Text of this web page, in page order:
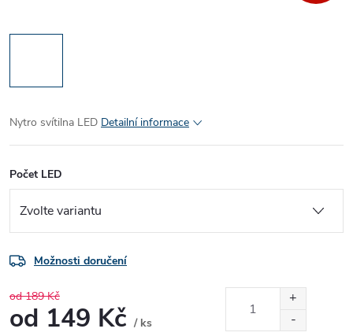
Nytro svítilna LED Detailní informace
Počet LED
Možnosti doručení
od 189 Kč
od 149 Kč / ks